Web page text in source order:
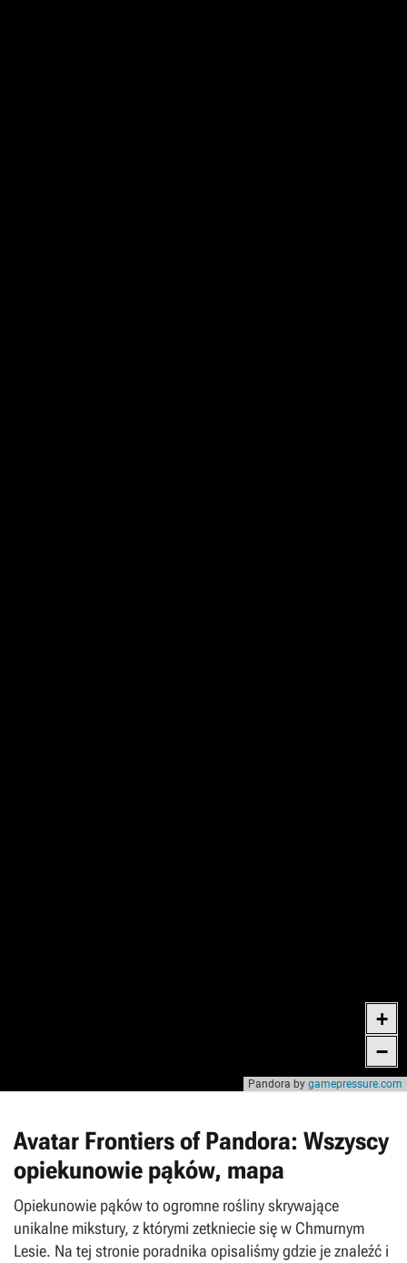
Avatar Frontiers of Pandora: Wszyscy
opiekunowie pąków, mapa
Opiekunowie pąków to ogromne rośliny skrywające
unikalne mikstury, z którymi zetkniecie się w Chmurnym
Lesie. Na tej stronie poradnika opisaliśmy gdzie je znaleźć i